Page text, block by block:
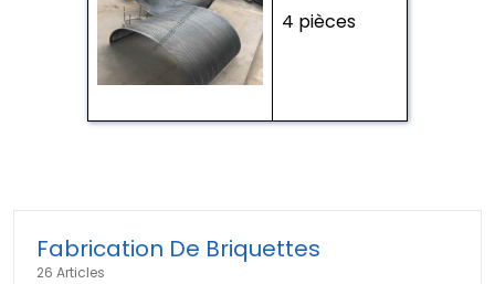
4 pièces
Fabrication De Briquettes
26 Articles